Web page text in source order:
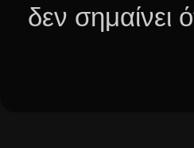
δεν